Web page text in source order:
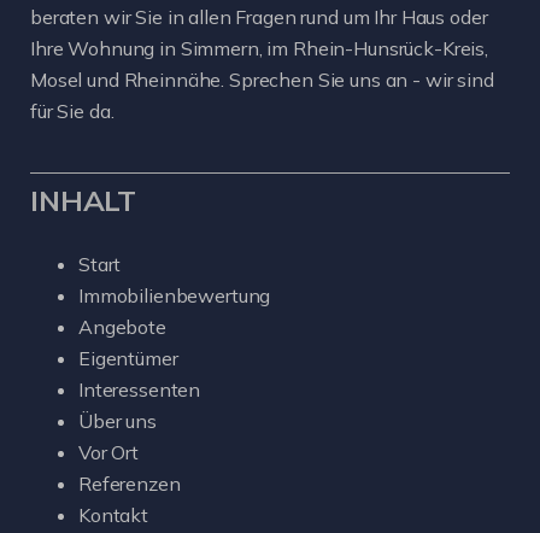
beraten wir Sie in allen Fragen rund um Ihr Haus oder
Ihre Wohnung in Simmern, im Rhein-Hunsrück-Kreis,
Mosel und Rheinnähe. Sprechen Sie uns an - wir sind
für Sie da.
INHALT
Start
Immobilienbewertung
Angebote
Eigentümer
Interessenten
Über uns
Vor Ort
Referenzen
Kontakt